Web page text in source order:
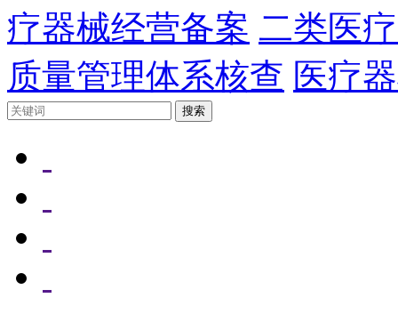
疗器械经营备案 二类医
质量管理体系核查 医疗